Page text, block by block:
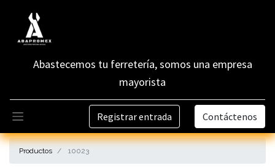
Abastecemos tu ferretería, somos una empresa
mayorista
Registrar entrada Contáctenos
Productos 10023